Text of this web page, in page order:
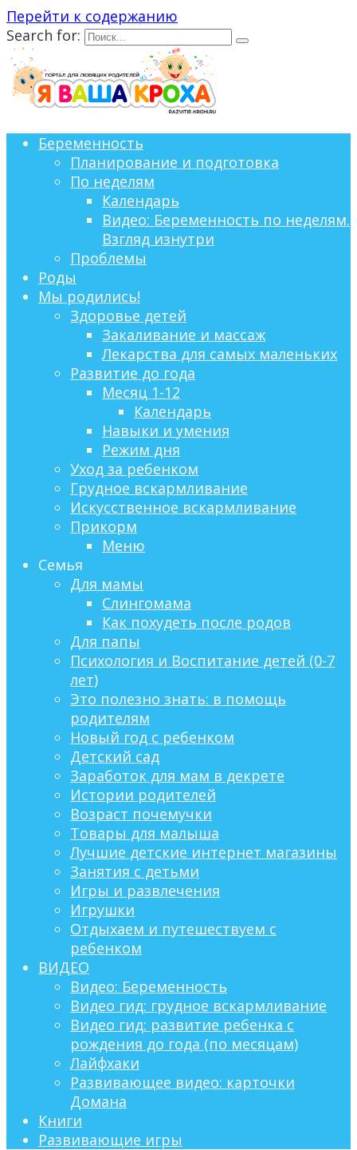
Перейти к содержанию
Search for:
Беременность
Планирование и подготовка
По неделям
Календарь
Видео: Беременность по неделям.
Взгляд изнутри
Проблемы
Роды
Мы родились!
Здоровье детей
Закаливание и массаж
Лекарства для самых маленьких
Развитие до года
Месяц 1-12
Календарь
Навыки и умения
Режим дня
Уход за ребенком
Грудное вскармливание
Искусственное вскармливание
Прикорм
Меню
Семья
Для мамы
Слингомама
Как похудеть после родов
Для папы
Психология и Воспитание детей (0-7
лет)
Это полезно знать: в помощь
родителям
Новый год с ребенком
Детский сад
Заработок для мам в декрете
Истории родителей
Возраст почемучки
Товары для малыша
Лучшие детские интернет магазины
Занятия с детьми
Игры и развлечения
Игрушки
Отдыхаем и путешествуем с
ребенком
ВИДЕО
Видео: Беременность
Видео гид: грудное вскармливание
Видео гид: развитие ребенка с
рождения до года (по месяцам)
Лайфхаки
Развивающее видео: карточки
Домана
Книги
Развивающие игры